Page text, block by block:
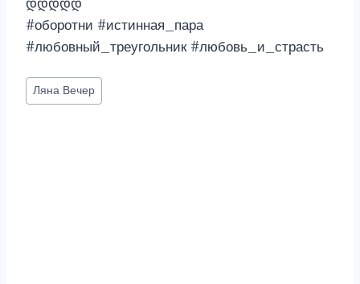
დდდდდ
#оборотни #истинная_пара
#любовный_треугольник #любовь_и_страсть
Метки
записи:
Ляна Вечер